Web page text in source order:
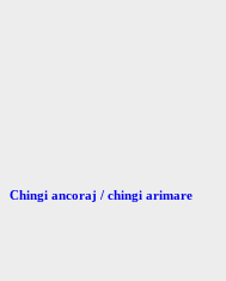
Chingi ancoraj / chingi arimare